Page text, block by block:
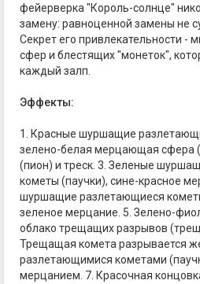
фейерверка "Король-солнце"
замену: равноценной замены не
Секрет его привлекательности -
сфер и блестящих "монеток",
каждый залп.
Эффекты:
1. Красные шуршащие
зелено-белая мерцающая сфера
(пион) и треск. 3. Зеленые
кометы (паучки), сине-красное
шуршащие разлетающиеся
зеленое мерцание. 5. Зелено-
облако трещащих разрывов
Трещащая комета разрывается
разлетающимися кометами
мерцанием. 7. Красочная